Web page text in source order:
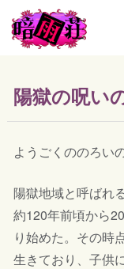
陽獄の呪い
ようごくののろい
陽獄地域と呼ばれ
約120年前頃から
り始めた。その時
生きており、子供